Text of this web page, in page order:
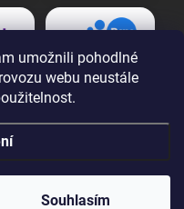
umožnili pohodlné
webu neustále
Souhlasím
práva vyhrazena.Upravit